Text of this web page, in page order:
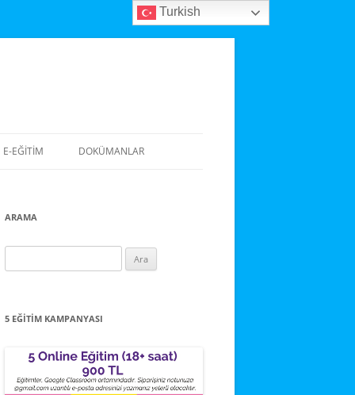
E-EĞITIM DOKÜMANLAR
ARAMA
5 EĞITIM KAMPANYASI
Turkish